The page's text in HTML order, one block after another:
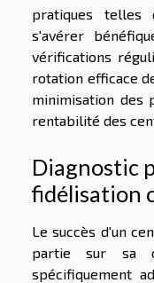
pratiques telles
s'avérer
vérifications
rotation efficace
minimisation des
rentabilité des
Diagnostic
fidélisation
Le succès d'un
partie sur sa
spécifiquement